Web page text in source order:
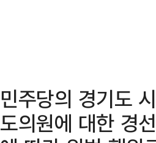
민주당의 경기도
도의원에 대한 경